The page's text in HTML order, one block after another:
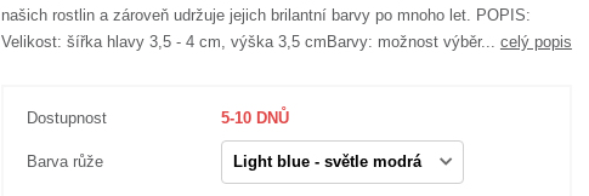
našich rostlin a zároveň udržuje jejich brilantní barvy po mnoho let. POPIS:
Velikost: šířka hlavy 3,5 - 4 cm, výška 3,5 cmBarvy: možnost výběr... celý popis
Dostupnost 5-10 DNŮ
Barva růže